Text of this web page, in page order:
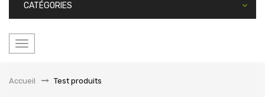
CATÉGORIES
Basculer
Accueil
&gt;Test produits